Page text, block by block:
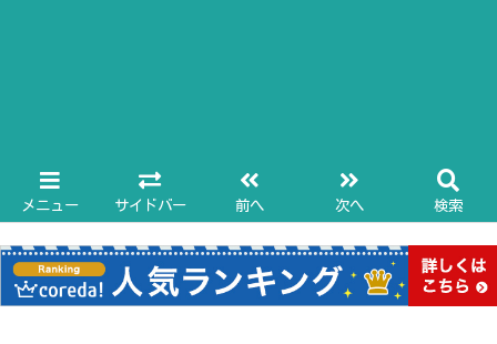
メニュー サイドバー 前へ 次へ 検索